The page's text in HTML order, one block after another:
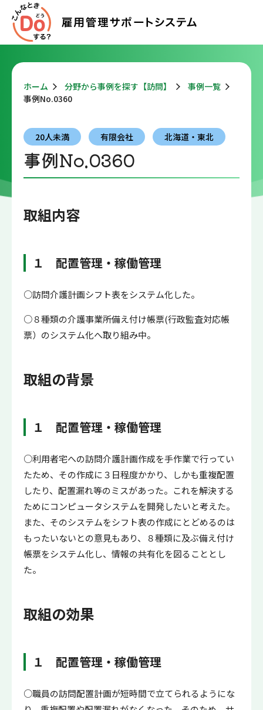
ホーム 分野から事例を探す【訪問】
事例一覧
事例No.0360
20人未満 有限会社 北海道・東北
事例No.0360
取組内容
１ 配置管理・稼働管理
○訪問介護計画シフト表をシステム化した。
○８種類の介護事業所備え付け帳票(行政監査対応帳
票）のシステム化へ取り組み中。
取組の背景
１ 配置管理・稼働管理
○利用者宅への訪問介護計画作成を手作業で行ってい
たため、その作成に３日程度かかり、しかも重複配置
したり、配置漏れ等のミスがあった。これを解決する
ためにコンピュータシステムを開発したいと考えた。
また、そのシステムをシフト表の作成にとどめるのは
もったいないとの意見もあり、８種類に及ぶ備え付け
帳票をシステム化し、情報の共有化を図ることとし
た。
取組の効果
１ 配置管理・稼働管理
○職員の訪問配置計画が短時間で立てられるようにな